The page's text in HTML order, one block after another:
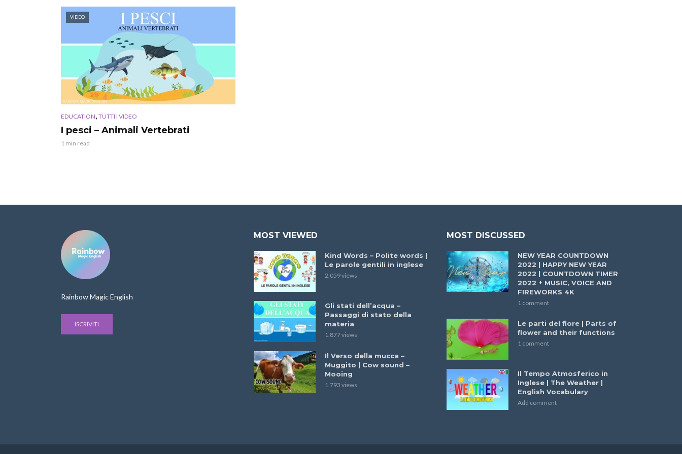
VIDEO
EDUCATION, TUTTI I VIDEO
I pesci – Animali Vertebrati
1 min read
Rainbow Magic English
ISCRIVITI
MOST VIEWED
Kind Words – Polite words |
Le parole gentili in inglese
2.059 views
Gli stati dell’acqua –
Passaggi di stato della
materia
1.877 views
Il Verso della mucca –
Muggito | Cow sound –
Mooing
1.793 views
MOST DISCUSSED
NEW YEAR COUNTDOWN
2022 | HAPPY NEW YEAR
2022 | COUNTDOWN TIMER
2022 + MUSIC, VOICE AND
FIREWORKS 4K
1 comment
Le parti del fiore | Parts of
flower and their functions
1 comment
Il Tempo Atmosferico in
Inglese | The Weather |
English Vocabulary
Add comment